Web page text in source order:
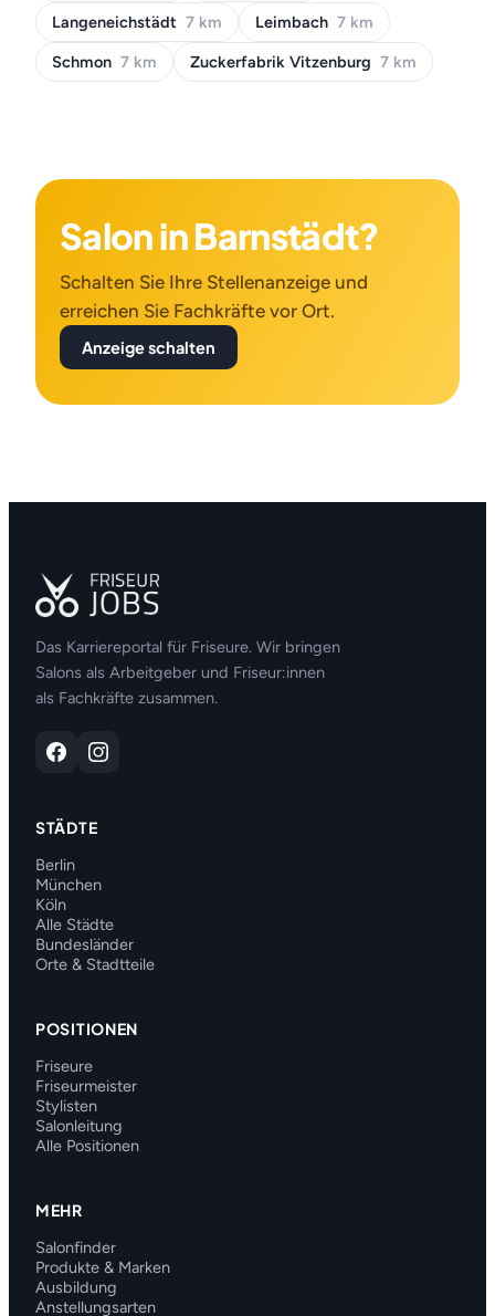
Langeneichstädt 7 km Leimbach 7 km
Schmon 7 km Zuckerfabrik Vitzenburg 7 km
Salon in Barnstädt?
Schalten Sie Ihre Stellenanzeige und
erreichen Sie Fachkräfte vor Ort.
Anzeige schalten
Das Karriereportal für Friseure. Wir bringen
Salons als Arbeitgeber und Friseur:innen
als Fachkräfte zusammen.
STÄDTE
Berlin
München
Köln
Alle Städte
Bundesländer
Orte & Stadtteile
POSITIONEN
Friseure
Friseurmeister
Stylisten
Salonleitung
Alle Positionen
MEHR
Salonfinder
Produkte & Marken
Ausbildung
Anstellungsarten